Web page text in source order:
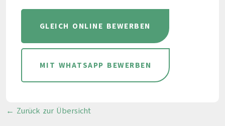
GLEICH ONLINE BEWERBEN
MIT WHATSAPP BEWERBEN
← Zurück zur Übersicht